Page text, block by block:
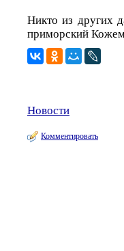
Никто из других
приморский
Новости
Комментировать